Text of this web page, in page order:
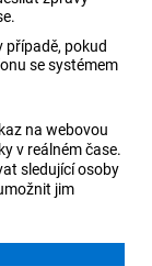
případě, pokud
se systémem
na webovou
v reálném čase.
sledující osoby
jim